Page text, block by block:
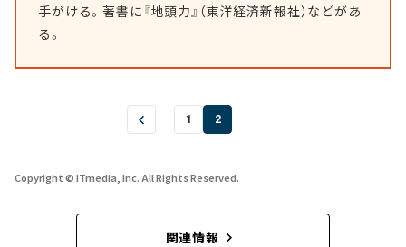
手がける。著書に『地頭力』（東洋経済新報社）などがあ
る。
1 2
Copyright © ITmedia, Inc. All Rights Reserved.
関連情報